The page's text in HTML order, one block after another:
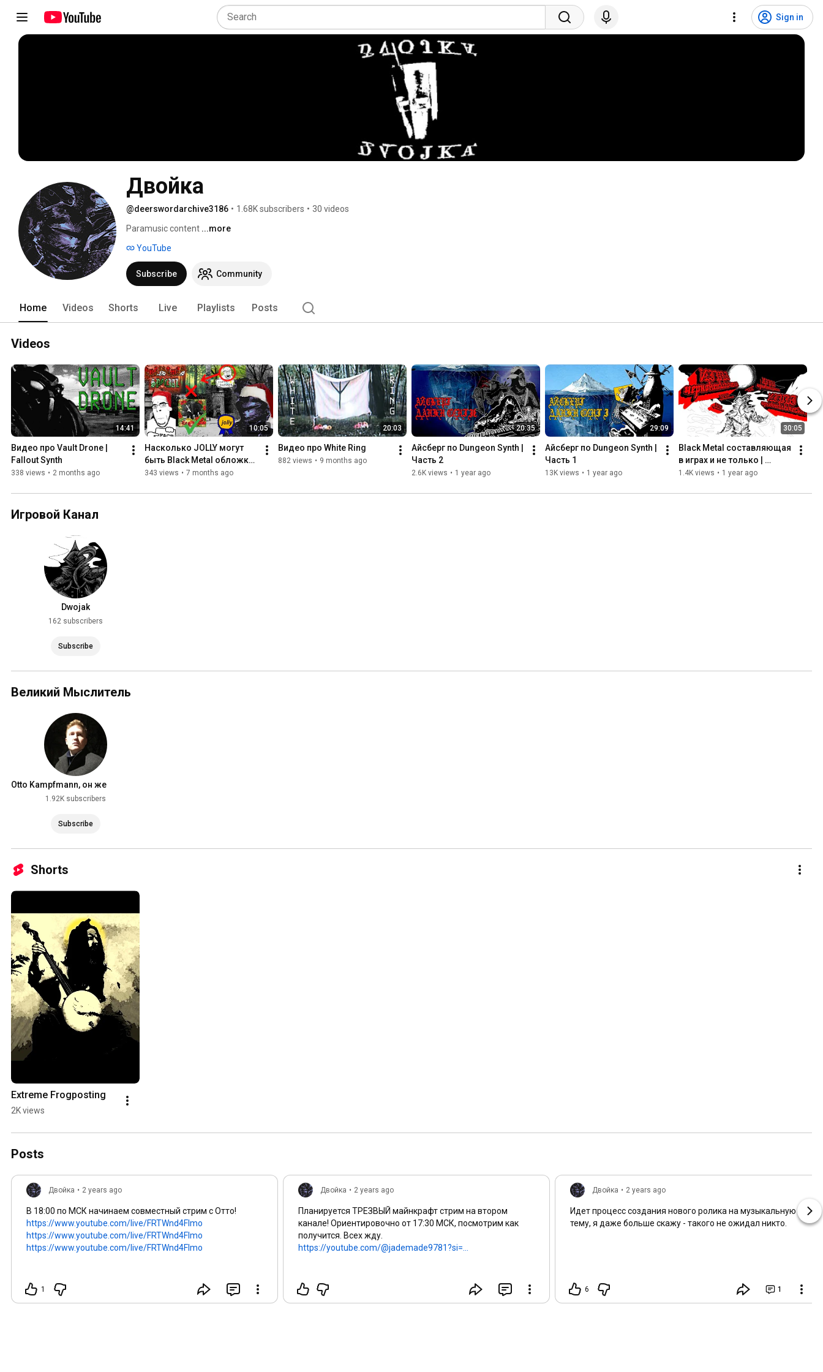
Sign in
Двойка
@deerswordarchive3186 • 1.68K subscribers • 30 videos
Paramusic content ...more
YouTube
Subscribe Community
Home Videos Shorts Live Playlists Posts
Videos
14:41
Видео про Vault Drone |
Fallout Synth
338 views • 2 months ago
10:05
Насколько JOLLY могут
быть Black Metal обложки?
| Winterpilled Christmas
343 views • 7 months ago
20:03
Видео про White Ring
882 views • 9 months ago
20:35
Айсберг по Dungeon Synth |
Часть 2
2.6K views • 1 year ago
29:09
Айсберг по Dungeon Synth |
Часть 1
13K views • 1 year ago
30:05
Black Metal составляющая
в играх и не только |
Blackwave и
гейминг
1.4K views • 1 year ago
Игровой Канал
Dwojak
162 subscribers
Subscribe
Великий Мыслитель
Otto Kampfmann, он же
Николай Фёдоров
1.92K subscribers
Subscribe
Shorts
Extreme Frogposting
2K views
Posts
Двойка • 2 years ago
В 18:00 по МСК начинаем совместный стрим с Отто!
https://www.youtube.com/live/FRTWnd4FImo
https://www.youtube.com/live/FRTWnd4FImo
https://www.youtube.com/live/FRTWnd4FImo
1
Двойка • 2 years ago
Планируется ТРЕЗВЫЙ майнкрафт стрим на втором
канале! Ориентировочно от 17:30 МСК, посмотрим как
получится. Всех жду.
https://youtube.com/@jademade9781?si=...
Двойка • 2 years ago
Идет процесс создания нового ролика на музыкальную
тему, я даже больше скажу - такого не ожидал никто.
6 1